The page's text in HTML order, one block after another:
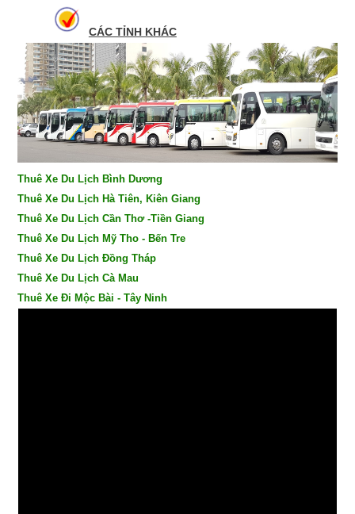
CÁC TỈNH KHÁC
Thuê Xe Du Lịch Bình Dương
Thuê Xe Du Lịch Hà Tiên, Kiên Giang
Thuê Xe Du Lịch Cần Thơ -Tiền Giang
Thuê Xe Du Lịch Mỹ Tho - Bến Tre
Thuê Xe Du Lịch Đồng Tháp
Thuê Xe Du Lịch Cà Mau
Thuê Xe Đi Mộc Bài - Tây Ninh